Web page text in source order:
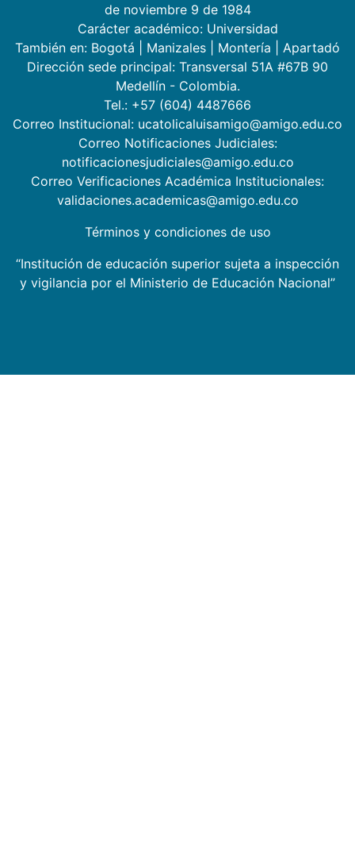
de noviembre 9 de 1984
Carácter académico: Universidad
También en: Bogotá Manizales Montería
Apartadó
Dirección sede principal: Transversal 51A #67B 90
Medellín - Colombia.
Tel.: +57 (604) 4487666
Correo Institucional: ucatolicaluisamigo@amigo.edu.co
Correo Notificaciones Judiciales:
notificacionesjudiciales@amigo.edu.co
Correo Verificaciones Académica Institucionales:
validaciones.academicas@amigo.edu.co
Términos y condiciones de uso
“Institución de educación superior sujeta a inspección
y vigilancia por el Ministerio de Educación Nacional”